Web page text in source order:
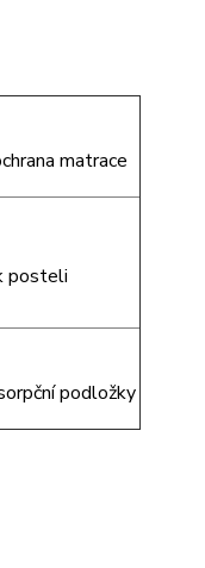
matrace
posteli
podložky